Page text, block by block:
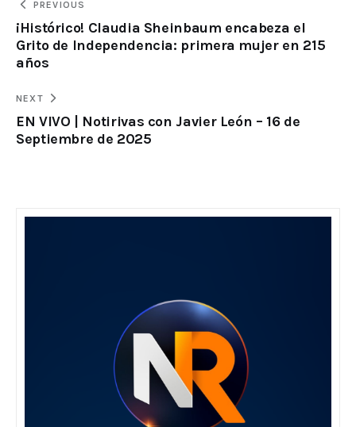
PREVIOUS
¡Histórico! Claudia Sheinbaum encabeza el
Grito de Independencia: primera mujer en 215
años
NEXT
EN VIVO | Notirivas con Javier León – 16 de
Septiembre de 2025